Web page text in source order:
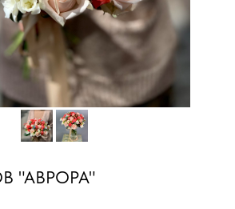
"АВРОРА"